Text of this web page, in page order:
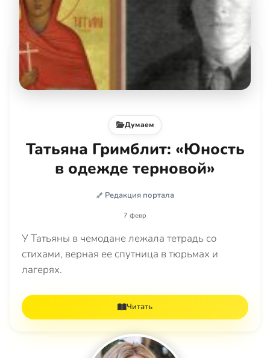
Думаем
Татьяна Гримблит: «Юность
в одежде терновой»
Редакция портала
7 февр
У Татьяны в чемодане лежала тетрадь со
стихами, верная ее спутница в тюрьмах и
лагерях.
Читать